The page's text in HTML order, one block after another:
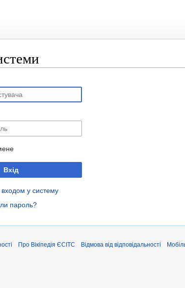
Вхід
у систему
пароль?
Про Вікіпедія ЄСІТС Відмова від відповідальності